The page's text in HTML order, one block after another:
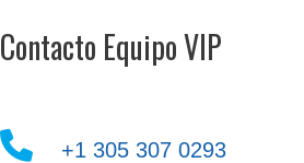
Contacto Equipo VIP
+1 305 307 0293